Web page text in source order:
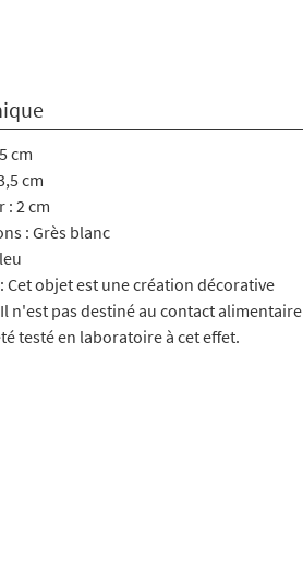
cm
cm
: 2 cm
: Grès blanc
Cet objet est une création décorative
n'est pas destiné au contact alimentaire
testé en laboratoire à cet effet.